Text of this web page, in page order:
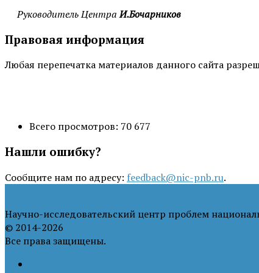
Руководитель ЦентраИ.Бочарников
Правовая информация
Любая перепечатка материалов данного сайта
Всего просмотров: 70 677
Нашли ошибку?
Сообщите нам по адресу: feedback@nic-pnb.ru.
Научно-исследовательский центр проблем
© 2014-2026
Все права защищены.